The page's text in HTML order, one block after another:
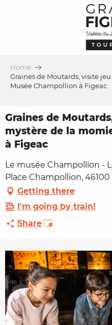
Home
Graines de Moutards, visite
Musée Champollion à Figeac
Graines de
mystère de la
à Figeac
Le musée Champollion -
Place Champollion, 46100
Getting there
I'm going by train!
ShareAjouter aux favoris